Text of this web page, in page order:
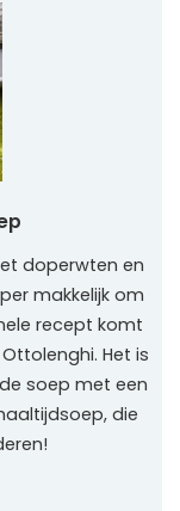
doperwten en
makkelijk om
recept komt
Het is
soep met een
die